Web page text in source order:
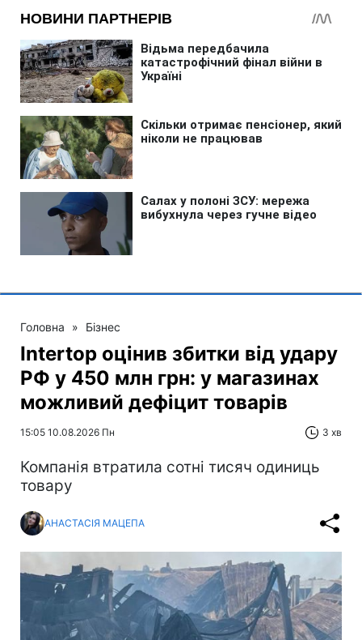
Головна » Бізнес
Intertop оцінив збитки від удару
РФ у 450 млн грн: у магазинах
можливий дефіцит товарів
15:05 10.08.2026 Пн 3 хв
Компанія втратила сотні тисяч одиниць
товару
АНАСТАСІЯ МАЦЕПА